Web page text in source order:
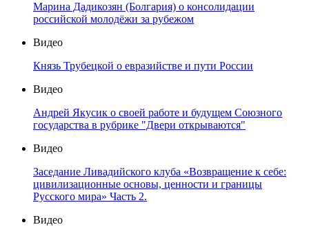
Марина Дадикозян (Болгария) о консолидации
российской молодёжи за рубежом
Видео
Князь Трубецкой о евразийстве и пути России
Видео
Андрей Якусик о своей работе и будущем Союзного
государства в рубрике "Двери открываются"
Видео
Заседание Ливадийского клуба «Возвращение к себе:
цивилизационные основы, ценности и границы
Русского мира» Часть 2.
Видео